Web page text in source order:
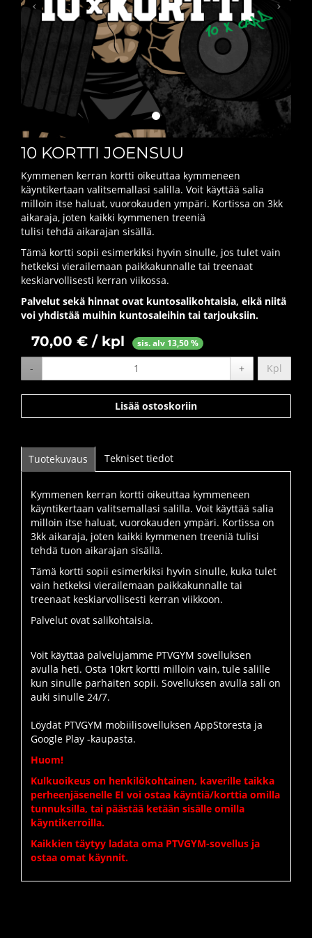
10 KORTTI JOENSUU
Kymmenen kerran kortti oikeuttaa kymmeneen
käyntikertaan valitsemallasi salilla. Voit käyttää salia
milloin itse haluat, vuorokauden ympäri. Kortissa on 3kk
aikaraja, joten kaikki kymmenen treeniä
tulisi tehdä aikarajan sisällä.
Tämä kortti sopii esimerkiksi hyvin sinulle, jos tulet vain
hetkeksi vierailemaan paikkakunnalle tai treenaat
keskiarvollisesti kerran viikossa.
Palvelut sekä hinnat ovat kuntosalikohtaisia, eikä niitä
voi yhdistää muihin kuntosaleihin tai tarjouksiin.
70,00 € / kpl sis. alv 13,50 %
- + Kpl
Lisää ostoskoriin
Tuotekuvaus Tekniset tiedot
Kymmenen kerran kortti oikeuttaa kymmeneen
käyntikertaan valitsemallasi salilla. Voit käyttää salia
milloin itse haluat, vuorokauden ympäri. Kortissa on
3kk aikaraja, joten kaikki kymmenen treeniä tulisi
tehdä tuon aikarajan sisällä.
Tämä kortti sopii esimerkiksi hyvin sinulle, kuka tulet
vain hetkeksi vierailemaan paikkakunnalle tai
treenaat keskiarvollisesti kerran viikkoon.
​Palvelut ovat salikohtaisia.
Voit käyttää palvelujamme PTVGYM sovelluksen
avulla heti. Osta 10krt kortti milloin vain, tule salille
kun sinulle parhaiten sopii. Sovelluksen avulla sali on
auki sinulle 24/7.
Löydät PTVGYM mobiilisovelluksen AppStoresta ja
Google Play -kaupasta.
Huom!
Kulkuoikeus on henkilökohtainen, kaverille taikka
perheenjäsenelle EI voi ostaa käyntiä/korttia omilla
tunnuksilla, tai päästää ketään sisälle omilla
käyntikerroilla.
Kaikkien täytyy ladata oma PTVGYM-sovellus ja
ostaa omat käynnit.